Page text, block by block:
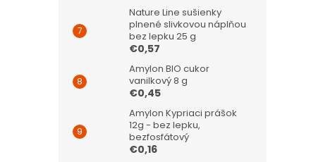
Nature Line sušienky
plnené slivkovou náplňou
bez lepku 25 g
€0,57
Amylon BIO cukor
vanilkový 8 g
€0,45
Amylon Kypriaci prášok
12g - bez lepku,
bezfosfátový
€0,16